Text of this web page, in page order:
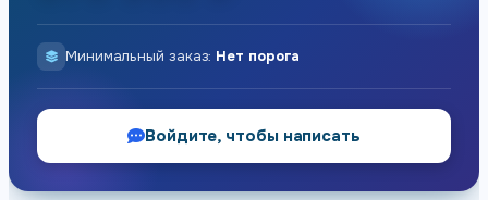
Минимальный заказ: Нет порога
Войдите, чтобы написать